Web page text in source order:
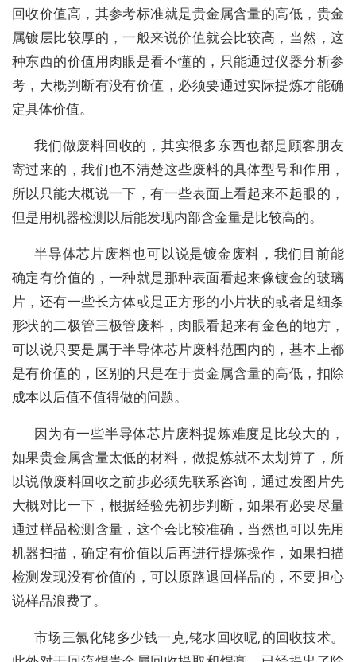
回收价值高，其参考标准就是贵金属含量的高低，贵金
属镀层比较厚的，一般来说价值就会比较高，当然，这
种东西的价值用肉眼是看不懂的，只能通过仪器分析参
考，大概判断有没有价值，必须要通过实际提炼才能确
定具体价值。
我们做废料回收的，其实很多东西也都是顾客朋友
寄过来的，我们也不清楚这些废料的具体型号和作用，
所以只能大概说一下，有一些表面上看起来不起眼的，
但是用机器检测以后能发现内部含金量是比较高的。
半导体芯片废料也可以说是镀金废料，我们目前能
确定有价值的，一种就是那种表面看起来像镀金的玻璃
片，还有一些长方体或是正方形的小片状的或者是细条
形状的二极管三极管废料，肉眼看起来有金色的地方，
可以说只要是属于半导体芯片废料范围内的，基本上都
是有价值的，区别的只是在于贵金属含量的高低，扣除
成本以后值不值得做的问题。
因为有一些半导体芯片废料提炼难度是比较大的，
如果贵金属含量太低的材料，做提炼就不太划算了，所
以说做废料回收之前步必须先联系咨询，通过发图片先
大概对比一下，根据经验先初步判断，如果有必要尽量
通过样品检测含量，这个会比较准确，当然也可以先用
机器扫描，确定有价值以后再进行提炼操作，如果扫描
检测发现没有价值的，可以原路退回样品的，不要担心
说样品浪费了。
市场三氯化铑多少钱一克,铑水回收呢,的回收技术。